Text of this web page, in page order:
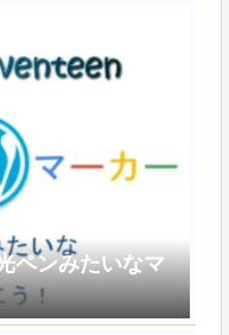
ペンみたいなマ